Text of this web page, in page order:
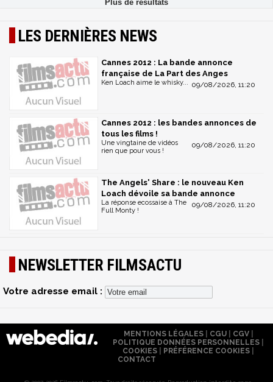
LES DERNIÈRES NEWS
Cannes 2012 : La bande annonce
française de La Part des Anges
09/08/2026, 11:20
Ken Loach aime le whisky...
Cannes 2012 : les bandes annonces de
tous les films !
09/08/2026, 11:20
Une vingtaine de vidéos
rien que pour vous !
The Angels' Share : le nouveau Ken
Loach dévoile sa bande annonce
09/08/2026, 11:20
La réponse ecossaise à The
Full Monty !
NEWSLETTER FILMSACTU
Votre adresse email :
MENTIONS LÉGALES| CGU| CGV|
POLITIQUE DONNÉES PERSONNELLES
COOKIES
PRÉFÉRENCE COOKIES
CONTACT